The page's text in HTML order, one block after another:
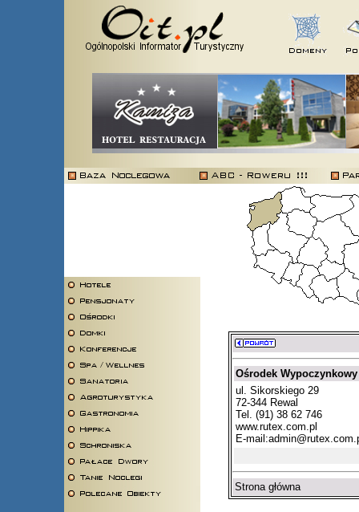
Ośrodek
ul. Sikorskiego 29
72-344 Rewal
Tel. (91) 38 62 746
www.rutex.com.pl
E-mail:
Strona główna